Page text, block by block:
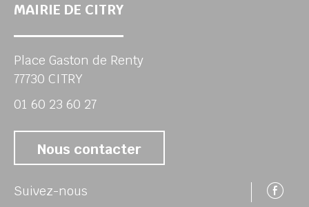
MAIRIE DE CITRY
Place Gaston de Renty
77730 CITRY
01 60 23 60 27
Nous contacter
Suivez-nous